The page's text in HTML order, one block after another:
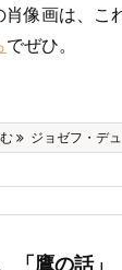
像画は、こ
でぜひ。
ジョゼフ・デュ
「鷹の話」